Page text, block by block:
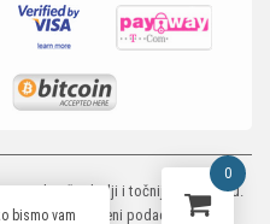
se dati što bolji i točniji opis i sliku.
su svi navedeni podaci i slike u
0
bismo vam